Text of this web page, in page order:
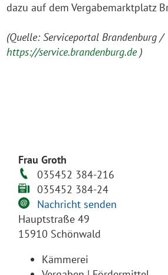
dazu auf dem Vergabemarktplatz
(Quelle: Serviceportal Brandenburg /
https://service.brandenburg.de)
Frau Groth
035452 384-216
035452 384-24
Nachricht senden
Hauptstraße 49
15910 Schönwald
Kämmerei